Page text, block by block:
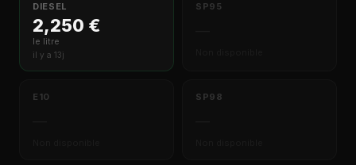
DIESEL
2,250 €
le litre
il y a 13j
SP95
E10 SP98